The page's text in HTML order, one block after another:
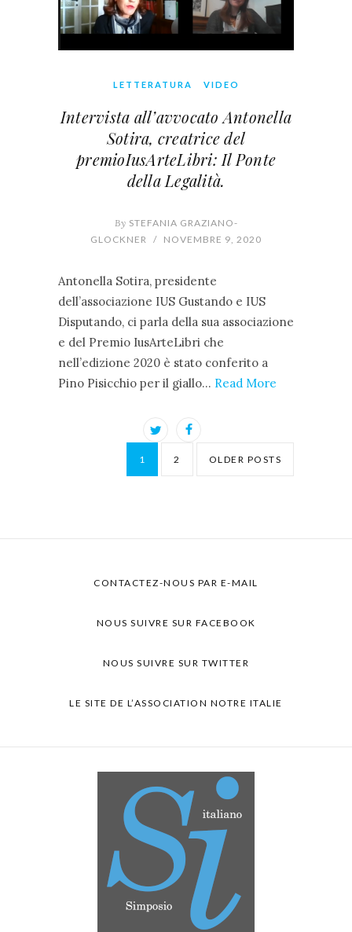
LETTERATURA VIDEO
Intervista all’avvocato Antonella
Sotira, creatrice del
premioIusArteLibri: Il Ponte
della Legalità.
By STEFANIA GRAZIANO-
GLOCKNER / NOVEMBRE 9, 2020
Antonella Sotira, presidente
dell’associazione IUS Gustando e IUS
Disputando, ci parla della sua associazione
e del Premio IusArteLibri che
nell’edizione 2020 è stato conferito a
Pino Pisicchio per il giallo… Read More
1 2 OLDER POSTS
CONTACTEZ-NOUS PAR E-MAIL
NOUS SUIVRE SUR FACEBOOK
NOUS SUIVRE SUR TWITTER
LE SITE DE L’ASSOCIATION NOTRE ITALIE